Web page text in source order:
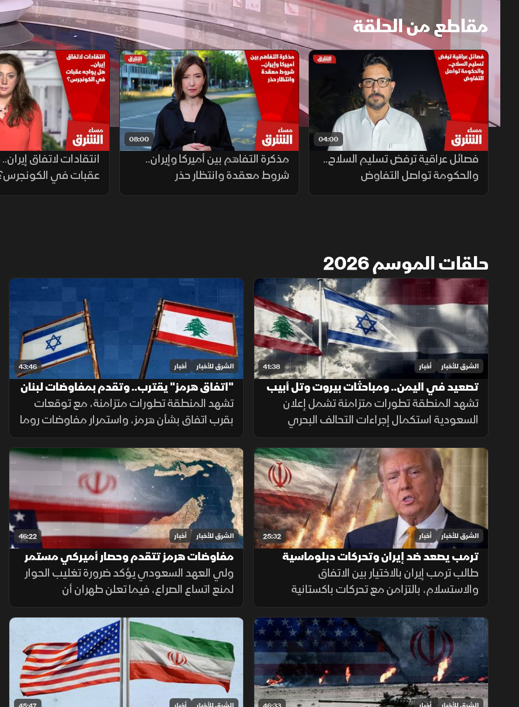
1x auto
مقاطع من الحلقة
04:00
فصائل عراقية ترفض تسليم السلاح..
والحكومة تواصل التفاوض
08:00
مذكرة التفاهم بين أميركا وإيران..
شروط معقدة وانتظار حذر
انتقادات لاتفاق
عقبات في
حلقات الموسم 2026
41:38 الشرق للأخبار أخبار
تصعيد في اليمن.. ومباحثات بيروت وتل أبيب
تتواصل
تشهد المنطقة تطورات متزامنة تشمل إعلان
السعودية استكمال إجراءات التحالف البحري
الدفاعي، ومراجعة إيران لاتفاق هرمز، وتصعيدا
في اليمن، ومباحثات لبنانية إسرائيلية، وانفجارا
في جرمانا بريف دمشق.
43:46 الشرق للأخبار أخبار
"اتفاق هرمز" يقترب.. وتقدم بمفاوضات لبنان
وإسرائيل
تشهد المنطقة تطورات متزامنة، مع توقعات
بقرب اتفاق بشأن هرمز، واستمرار مفاوضات روما
حول لبنان، بالتوازي مع غارات إسرائيلية على
الجنوب، وتحذيرات عربية من التصعيد في القدس
المحتلة.
25:32 الشرق للأخبار أخبار
ترمب يصعد ضد إيران وتحركات دبلوماسية
بشأن غزة ولبنان
طالب ترمب إيران بالاختيار بين الاتفاق
والاستسلام، بالتزامن مع تحركات باكستانية
للوساطة، وضغوط لوقف الهجمات على غزة
وتسريع تنفيذ المرحلة التالية من الاتفاق في
لبنان.
46:22 الشرق للأخبار أخبار
مفاوضات هرمز تتقدم وحصار أميركي مستمر
على إيران
ولي العهد السعودي يؤكد ضرورة تغليب الحوار
لمنع اتساع الصراع، فيما تعلن طهران أن
مفاوضاتها مع سلطنة عمان بشأن مضيق هرمز
دخلت مراحلها النهائية.